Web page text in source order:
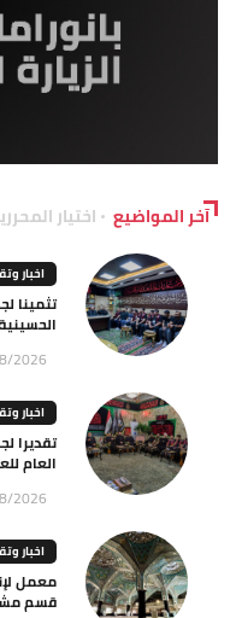
آخر المواضيع اختيار
اخبار
تثمينا
2026
اخبار
تقديرا
العام
2026
اخبار
معمل
قسم